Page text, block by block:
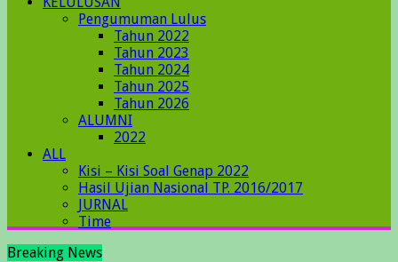
Pengumuman Lulus
Tahun 2022
Tahun 2023
Tahun 2024
Tahun 2025
Tahun 2026
ALUMNI
2022
ALL
Kisi – Kisi Soal Genap 2022
Hasil Ujian Nasional TP. 2016/2017
JURNAL
Time
Breaking News